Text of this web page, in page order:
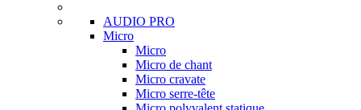
AUDIO PRO
Micro
Micro
Micro de chant
Micro cravate
Micro serre-tête